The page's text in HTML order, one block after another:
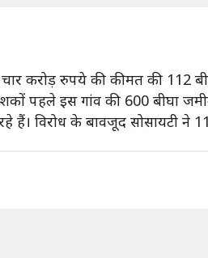
चार करोड़ रुपये की कीमत की 112
पहले इस गांव की 600 बीघा
विरोध के बावजूद सोसायटी ने